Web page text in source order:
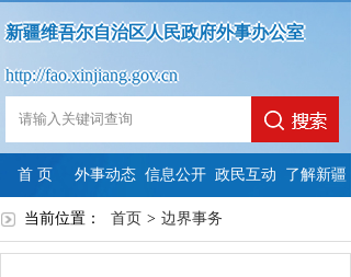
新疆维吾尔自治区人民政府外事办公室
http://fao.xinjiang.gov.cn
首 页 外事动态 信息公开
政政法依政
政民互动 了解新疆
当前位置： 首页 > 边界事务